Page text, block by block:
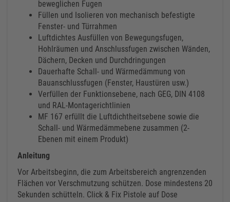
beweglichen Fugen
Füllen und Isolieren von mechanisch befestigte
Fenster- und Türrahmen
Luftdichtes Ausfüllen von Bewegungsfugen,
Hohlräumen und Anschlussfugen zwischen Wänden,
Dächern, Decken und Durchdringungen
Dauerhafte Schall- und Wärmedämmung von
Bauanschlussfugen (Fenster, Haustüren usw.)
Verfüllen der Funktionsebene, nach GEG, DIN 4108
und RAL-Montagerichtlinien
MF 167 erfüllt die Luftdichtheitsebene sowie die
Schall- und Wärmedämmebene zusammen (2-
Ebenen mit einem Produkt)
Anleitung
Vor Arbeitsbeginn, die zum Arbeitsbereich angrenzenden
Flächen vor Verschmutzung schützen. Dose mindestens 20
Sekunden schütteln. Click & Fix Pistole auf Dose